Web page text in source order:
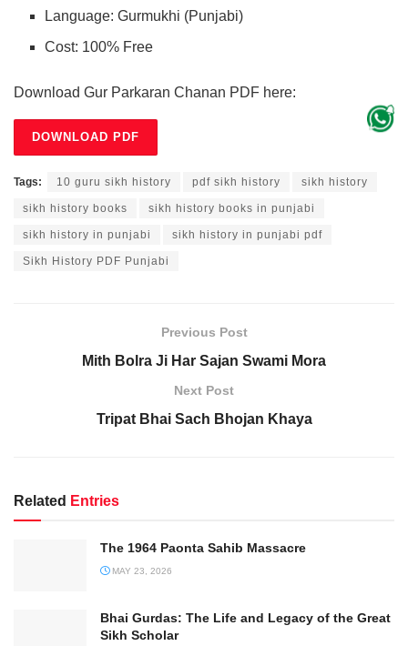
Language: Gurmukhi (Punjabi)
Cost: 100% Free
Download Gur Parkaran Chanan PDF here:
DOWNLOAD PDF
Tags: 10 guru sikh history pdf sikh history sikh history
sikh history books sikh history books in punjabi
sikh history in punjabi sikh history in punjabi pdf
Sikh History PDF Punjabi
Previous Post
Mith Bolra Ji Har Sajan Swami Mora
Next Post
Tripat Bhai Sach Bhojan Khaya
Related Entries
The 1964 Paonta Sahib Massacre
MAY 23, 2026
Bhai Gurdas: The Life and Legacy of the Great
Sikh Scholar